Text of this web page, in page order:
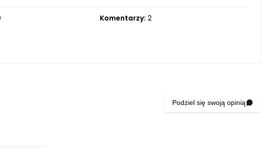
Komentarzy: 2
Podziel się swoją opinią